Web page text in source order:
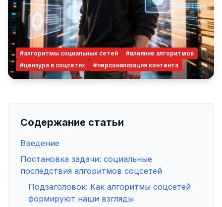
#алгоритмы социальных сетей
#влияние алгоритмов
#цензура в соцсетях
#персонализация контента
Содержание статьи
Введение
Постановка задачи: социальные
последствия алгоритмов соцсетей
Подзаголовок: Как алгоритмы соцсетей
формируют наши взгляды